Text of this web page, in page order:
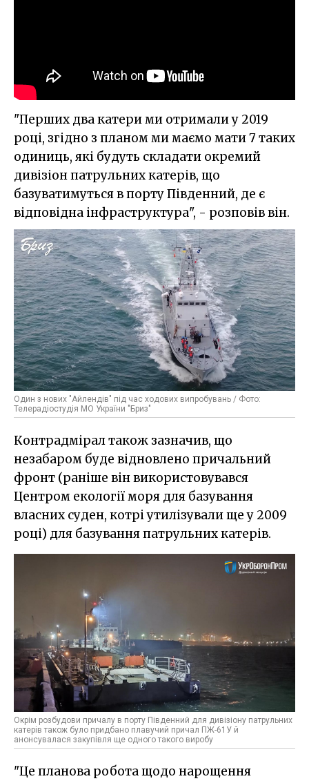
"Перших два катери ми отримали у 2019
році, згідно з планом ми маємо мати 7 таких
одиниць, які будуть складати окремий
дивізіон патрульних катерів, що
базуватимуться в порту Південний, де є
відповідна інфраструктура", - розповів він.
Один з нових "Айлендів" під час ходових випробувань / Фото:
Телерадіостудія МО України "Бриз"
Контрадмірал також зазначив, що
незабаром буде відновлено причальний
фронт (раніше він використовувався
Центром екології моря для базування
власних суден, котрі утилізували ще у 2009
році) для базування патрульних катерів.
Окрім розбудови причалу в порту Південний для дивізіону патрульних
катерів також було придбано плавучий причал ПЖ-61У й
анонсувалася закупівля ще одного такого виробу
"Це планова робота щодо нарощення